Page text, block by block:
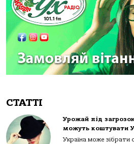
СТАТТІ
Урожай під
можуть коштувати
Україна може зібрати